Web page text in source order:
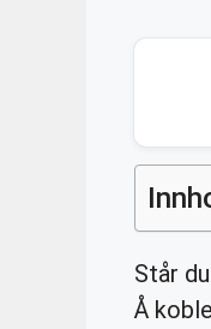
Står
Å